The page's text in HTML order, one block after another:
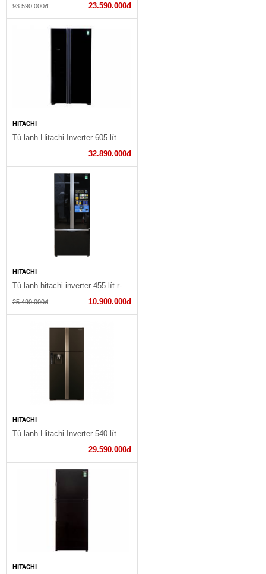
93.590.000đ 23.590.000đ
HITACHI
32.890.000đ
HITACHI
25.490.000đ 10.900.000đ
HITACHI
29.590.000đ
HITACHI